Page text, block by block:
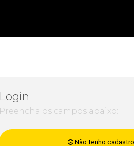
Login
Preencha os campos abaixo:
Não tenho cadastro